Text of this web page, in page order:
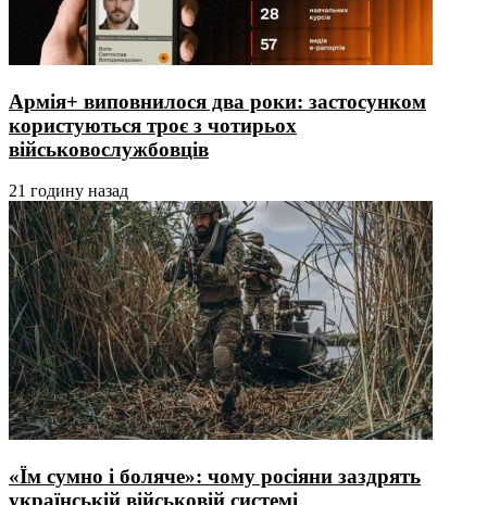
Армія+ виповнилося два роки: застосунком
користуються троє з чотирьох
військовослужбовців
21 годину назад
«Їм сумно і боляче»: чому росіяни заздрять
українській військовій системі